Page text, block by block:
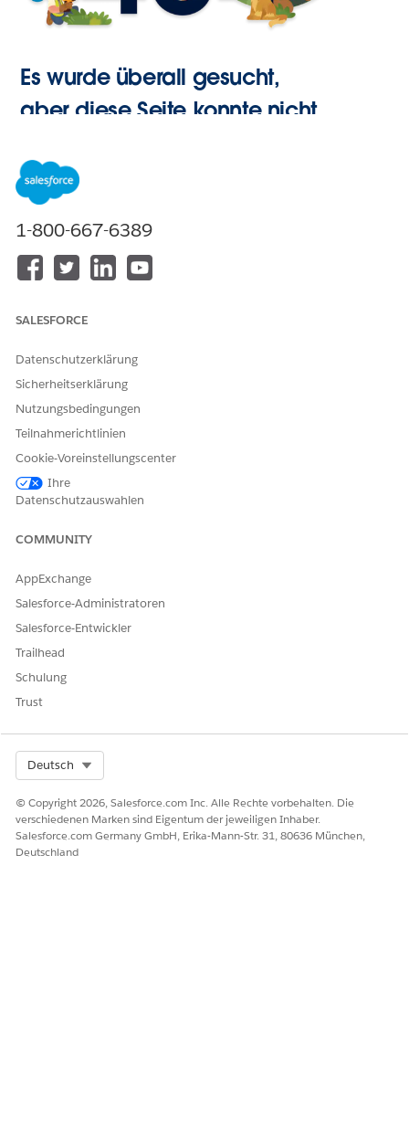
Es wurde überall gesucht,
aber diese Seite konnte nicht
1-800-667-6389
SALESFORCE
Datenschutzerklärung
Sicherheitserklärung
Nutzungsbedingungen
Teilnahmerichtlinien
Cookie-Voreinstellungscenter
Ihre
Datenschutzauswahlen
COMMUNITY
AppExchange
Salesforce-Administratoren
Salesforce-Entwickler
Trailhead
Schulung
Trust
Deutsch
© Copyright 2026, Salesforce.com Inc. Alle Rechte vorbehalten. Die
verschiedenen Marken sind Eigentum der jeweiligen Inhaber.
Salesforce.com Germany GmbH, Erika-Mann-Str. 31, 80636 München,
Deutschland